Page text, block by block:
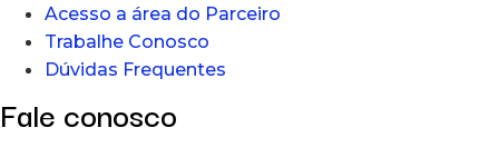
Acesso a área do Parceiro
Trabalhe Conosco
Dúvidas Frequentes
Fale conosco